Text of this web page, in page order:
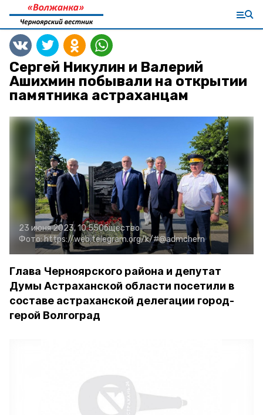
Сергей Никулин и Валерий
Ашихмин побывали на открытии
памятника астраханцам
23 июня 2023, 10:55Общество
Фото:https://web.telegram.org/k/#@admchern
Глава Черноярского района и депутат
Думы Астраханской области посетили в
составе астраханской делегации город-
герой Волгоград